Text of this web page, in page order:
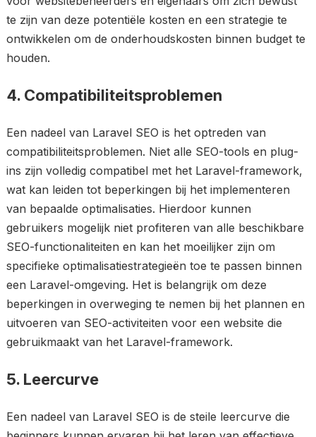
te zijn van deze potentiële kosten en een strategie te
ontwikkelen om de onderhoudskosten binnen budget te
houden.
4. Compatibiliteitsproblemen
Een nadeel van Laravel SEO is het optreden van
compatibiliteitsproblemen. Niet alle SEO-tools en plug-
ins zijn volledig compatibel met het Laravel-framework,
wat kan leiden tot beperkingen bij het implementeren
van bepaalde optimalisaties. Hierdoor kunnen
gebruikers mogelijk niet profiteren van alle beschikbare
SEO-functionaliteiten en kan het moeilijker zijn om
specifieke optimalisatiestrategieën toe te passen binnen
een Laravel-omgeving. Het is belangrijk om deze
beperkingen in overweging te nemen bij het plannen en
uitvoeren van SEO-activiteiten voor een website die
gebruikmaakt van het Laravel-framework.
5. Leercurve
Een nadeel van Laravel SEO is de steile leercurve die